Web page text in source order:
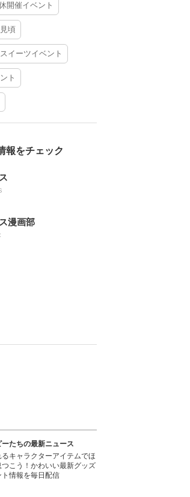
開催イベント
頃
スイーツイベント
ト
報をチェック
漫画部
ーたちの最新ニュース
キャラクターアイテムでほ
つこう！かわいい最新グッズ
ト情報を毎日配信